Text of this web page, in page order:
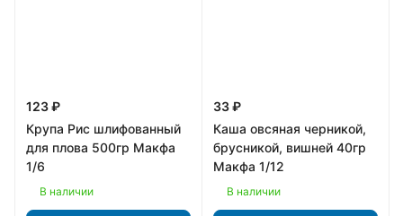
123 ₽
Крупа Рис шлифованный
для плова 500гр Макфа
1/6
В наличии
33 ₽
Каша овсяная черникой,
брусникой, вишней 40гр
Макфа 1/12
В наличии